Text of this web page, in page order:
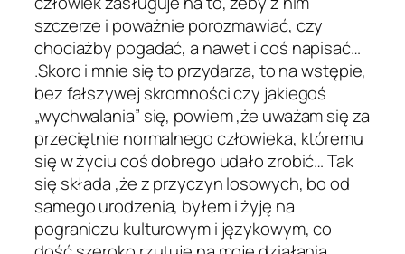
szczerze i poważnie porozmawiać, czy
chociażby pogadać, a nawet i coś napisać…
.Skoro i mnie się to przydarza, to na wstępie,
bez fałszywej skromności czy jakiegoś
„wychwalania” się, powiem ,że uważam się za
przeciętnie normalnego człowieka, któremu
się w życiu coś dobrego udało zrobić… Tak
się składa ,że z przyczyn losowych, bo od
samego urodzenia, byłem i żyję na
pograniczu kulturowym i językowym, co